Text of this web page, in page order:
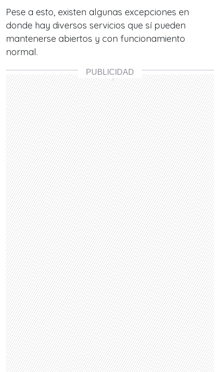
Pese a esto, existen algunas excepciones en
donde hay diversos servicios que sí pueden
mantenerse abiertos y con funcionamiento
normal.